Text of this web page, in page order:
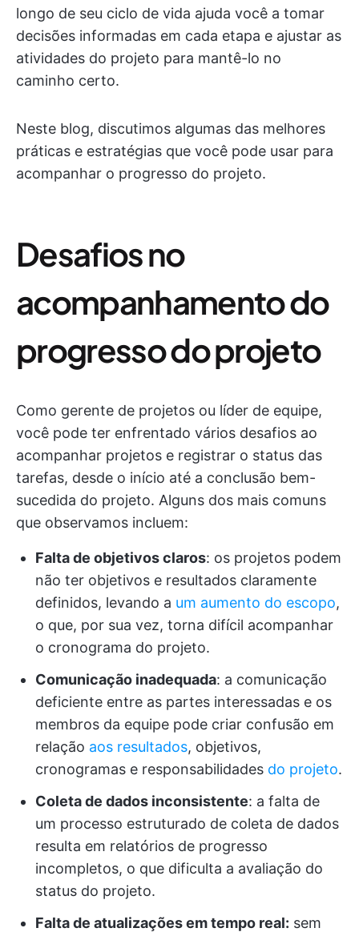
longo de seu ciclo de vida ajuda você a tomar
decisões informadas em cada etapa e ajustar as
atividades do projeto para mantê-lo no
caminho certo.
Neste blog, discutimos algumas das melhores
práticas e estratégias que você pode usar para
acompanhar o progresso do projeto.
Desafios no
acompanhamento do
progresso do projeto
Como gerente de projetos ou líder de equipe,
você pode ter enfrentado vários desafios ao
acompanhar projetos e registrar o status das
tarefas, desde o início até a conclusão bem-
sucedida do projeto. Alguns dos mais comuns
que observamos incluem:
Falta de objetivos claros: os projetos podem
não ter objetivos e resultados claramente
definidos, levando a um aumento do escopo,
o que, por sua vez, torna difícil acompanhar
o cronograma do projeto.
Comunicação inadequada: a comunicação
deficiente entre as partes interessadas e os
membros da equipe pode criar confusão em
relação aos resultados, objetivos,
cronogramas e responsabilidades do projeto.
Coleta de dados inconsistente: a falta de
um processo estruturado de coleta de dados
resulta em relatórios de progresso
incompletos, o que dificulta a avaliação do
status do projeto.
Falta de atualizações em tempo real: sem